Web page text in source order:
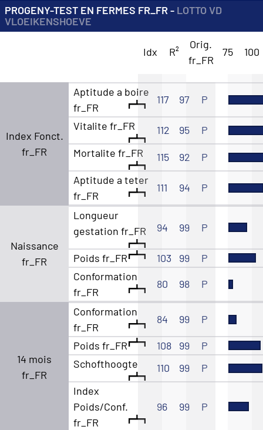
PROGENY-TEST EN FERMES FR_FR - LOTTO VD
VLOEIKENSHOEVE
Idx R²
Orig.
fr_FR
75 100
Index Fonct.
fr_FR
Aptitude a boire
fr_FR
117 97 P
Vitalite fr_FR 112 95
P
Mortalite fr_FR
115 92
P
Aptitude a teter
fr_FR
111 94 P
Naissance
fr_FR
Longueur
gestation fr_FR
94 99 P
Poids fr_FR 103 99
P
Conformation
fr_FR
80 98 P
14 mois
fr_FR
Conformation
fr_FR
84 99 P
Poids fr_FR 108 99
P
Schofthoogte
110 99
P
Index
Poids/Conf.
fr_FR
96 99 P